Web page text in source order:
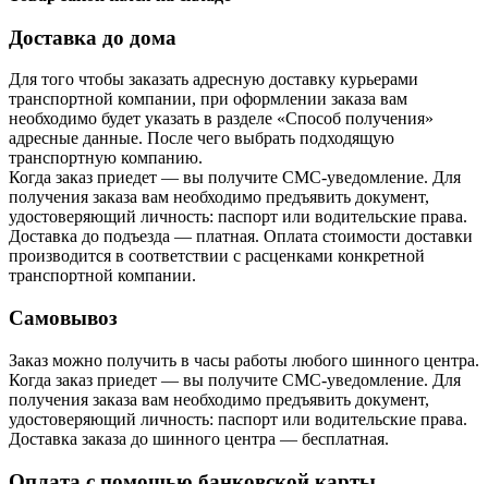
Доставка до дома
Для того чтобы заказать адресную доставку курьерами
транспортной компании, при оформлении заказа вам
необходимо будет указать в разделе «Способ получения»
адресные данные. После чего выбрать подходящую
транспортную компанию.
Когда заказ приедет — вы получите СМС-уведомление. Для
получения заказа вам необходимо предъявить документ,
удостоверяющий личность: паспорт или водительские права.
Доставка до подъезда — платная. Оплата стоимости доставки
производится в соответствии с расценками конкретной
транспортной компании.
Самовывоз
Заказ можно получить в часы работы любого шинного центра.
Когда заказ приедет — вы получите СМС-уведомление. Для
получения заказа вам необходимо предъявить документ,
удостоверяющий личность: паспорт или водительские права.
Доставка заказа до шинного центра — бесплатная.